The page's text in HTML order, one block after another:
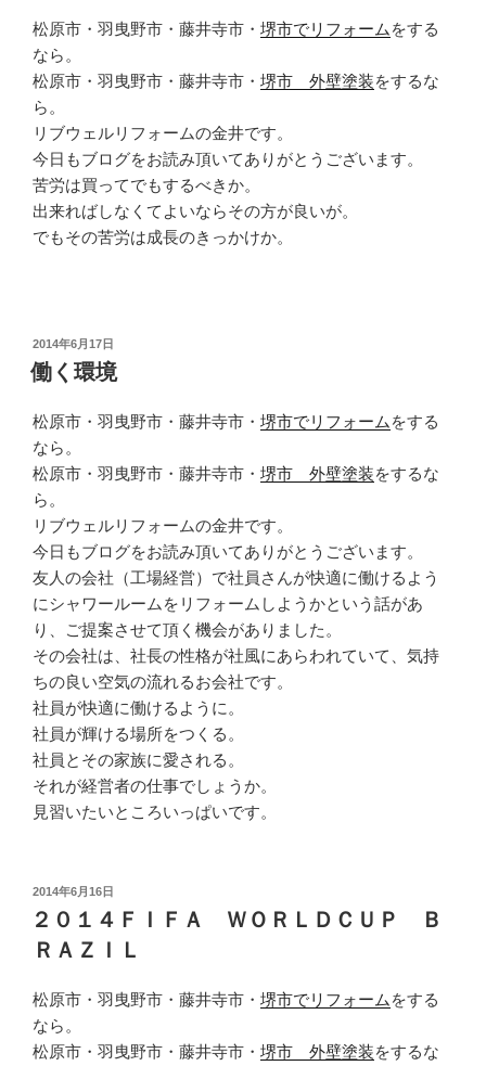
松原市・羽曳野市・藤井寺市・ 堺市でリフォーム をする
なら。
松原市・羽曳野市・藤井寺市・ 堺市 外壁塗装をするな
ら。
リブウェルリフォームの金井です。
今日もブログをお読み頂いてありがとうございます。
苦労は買ってでもするべきか。
出来ればしなくてよいならその方が良いが。
でもその苦労は成長のきっかけか。
投
稿
日:
2014年6月17日
働く環境
松原市・羽曳野市・藤井寺市・ 堺市でリフォーム をする
なら。
松原市・羽曳野市・藤井寺市・ 堺市 外壁塗装をするな
ら。
リブウェルリフォームの金井です。
今日もブログをお読み頂いてありがとうございます。
友人の会社（工場経営）で社員さんが快適に働けるよう
にシャワールームをリフォームしようかという話があ
り、ご提案させて頂く機会がありました。
その会社は、社長の性格が社風にあらわれていて、気持
ちの良い空気の流れるお会社です。
社員が快適に働けるように。
社員が輝ける場所をつくる。
社員とその家族に愛される。
それが経営者の仕事でしょうか。
見習いたいところいっぱいです。
投
稿
日:
2014年6月16日
２０１４ＦＩＦＡ ＷＯＲＬＤＣＵＰ Ｂ
ＲＡＺＩＬ
松原市・羽曳野市・藤井寺市・ 堺市でリフォーム をする
なら。
松原市・羽曳野市・藤井寺市・ 堺市 外壁塗装をするな